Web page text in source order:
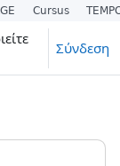
Σύνδεση
Cursus